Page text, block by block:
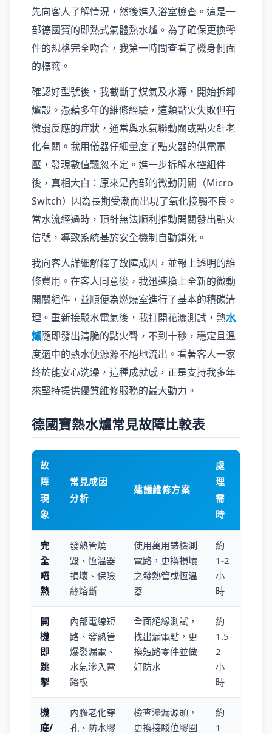
先向客人了解情況，然後進入浴室檢查。這是一
部德國寶的即熱式氣體熱水爐。為了確保更換零
件的規格完全吻合，我第一時間查看了機身側面
的標籤。
確認好型號後，我截斷了煤氣及水源，開始拆卸
爐殼。憑藉多年的維修經驗，這類點火失敗但有
微弱反應的症狀，通常與水氣聯動閥或點火針老
化有關。我用儀器仔細量度了點火器的供電電
壓，發現數值飄忽不定。進一步拆解水控組件
後，真相大白：原來是內部的微動開關（Micro
Switch）因為長期受潮而出現了氧化接觸不良。
當水流經過時，頂針無法順利推動開關發出點火
信號，導致系統基於安全機制自動鎖死。
我向客人詳細解釋了故障成因，並報上透明的維
修費用。在客人同意後，我迅速換上全新的微動
開關組件，並順便為燃燒室進行了基本的積碳清
理。重新接駁水電氣後，我打開花灑測試，熱水
爐隨即發出清脆的點火聲，不到十秒，穩定且溫
度適中的熱水便源源不絕地流出。看著客人一家
終於能安心洗澡，這種成就感，正是支持我多年
來堅持提供優質維修服務的最大動力。
德國寶熱水爐常見故障比較表
故
障
現
象
常見成因
分析
建議維修方案
處
理
需
時
完
全
唔
熱
發熱管燒
毀、恆溫器
損壞、保險
絲熔斷
使用萬用錶檢測
電路，更換損壞
之發熱管或恆溫
器
約
1-2
小
時
開
機
即
跳
掣
內部電線短
路、發熱管
爆裂漏電、
水氣滲入電
路板
全面絕緣測試，
找出漏電點，更
換短路零件並做
好防水
約
1.5-
2
小
時
機
底/
內膽老化穿
孔、防水膠
檢查滲漏源頭，
更換接駁位膠圈
約
1